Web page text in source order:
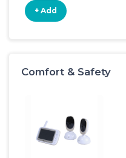
+ Add
Comfort & Safety